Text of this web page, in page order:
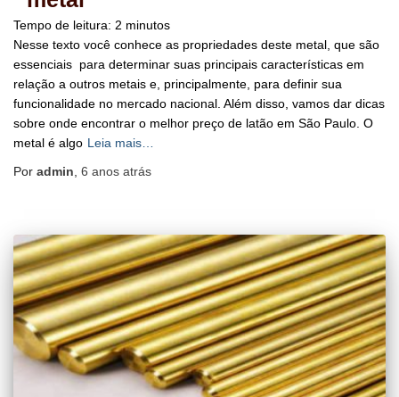
Tempo de leitura: 2 minutos
Nesse texto você conhece as propriedades deste metal, que são
essenciais para determinar suas principais características em
relação a outros metais e, principalmente, para definir sua
funcionalidade no mercado nacional. Além disso, vamos dar dicas
sobre onde encontrar o melhor preço de latão em São Paulo. O
metal é algo Leia mais…
Por admin 6 anos atrás